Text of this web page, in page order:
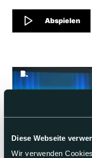
Diese Webseite
Wir verwenden
Abspielen